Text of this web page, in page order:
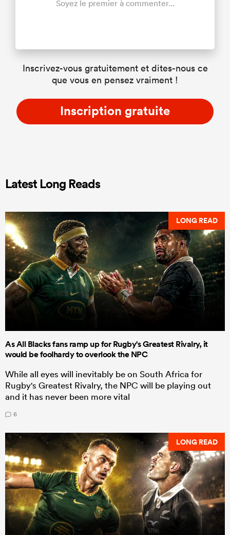
Soyez le premier à commenter...
Inscrivez-vous gratuitement et dites-nous ce
que vous en pensez vraiment !
Inscription gratuite
Latest Long Reads
LONG READ
As All Blacks fans ramp up for Rugby's Greatest Rivalry, it
would be foolhardy to overlook the NPC
While all eyes will inevitably be on South Africa for
Rugby's Greatest Rivalry, the NPC will be playing out
and it has never been more vital
6
LONG READ